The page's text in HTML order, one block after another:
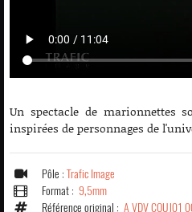
Un spectacle de marionnettes
inspirées de personnages de
Pôle : Trafic Image
Format : 9,5mm
Référence original : A VDV COUJ01